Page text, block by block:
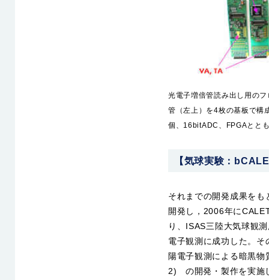
光電子増倍管読み出し用の
管（左上）を4枚の基板で構
個、16bitADC、FPGAとと
【気球実験：
それまでの開発成果を
開発し，2006年に
り、ISAS三陸大気球観
電子観測に成功した。
陽電子観測による暗黒
2) の開発・製作を実施